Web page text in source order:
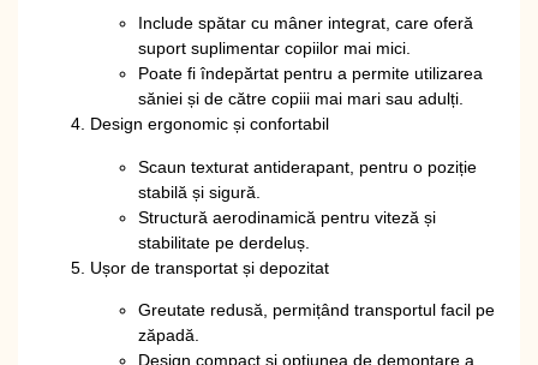
Include spătar cu mâner integrat, care oferă
suport suplimentar copiilor mai mici.
Poate fiîndepărtat pentru a permite utilizarea
săniei și de către copiii mai mari sau adulți.
Design ergonomic și confortabil
Scaun texturat antiderapant , pentru o poziție
stabilă și sigură.
Structură aerodinamică pentru viteză și
stabilitate pe derdeluș.
Ușor de transportat și depozitat
Greutate redusă, permițând transportul facil pe
zăpadă.
Design compact și opțiunea de demontare a